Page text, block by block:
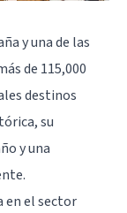
y una de las
de 115,000
destinos
su
y una
en el sector